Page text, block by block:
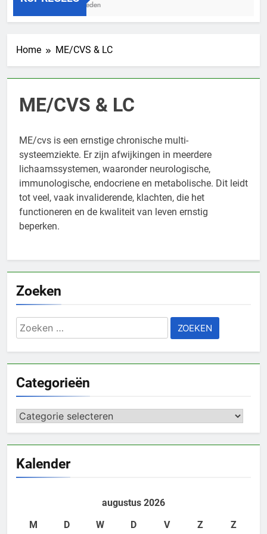
3 Jaar Geleden
Home ME/CVS & LC
ME/CVS & LC
ME/cvs is een ernstige chronische multi-
systeemziekte. Er zijn afwijkingen in meerdere
lichaamssystemen, waaronder neurologische,
immunologische, endocriene en metabolische. Dit leidt
tot veel, vaak invaliderende, klachten, die het
functioneren en de kwaliteit van leven ernstig
beperken.
Zoeken
Zoeken
naar:
Categorieën
Categorieën
Kalender
augustus 2026
M
D W D V Z Z